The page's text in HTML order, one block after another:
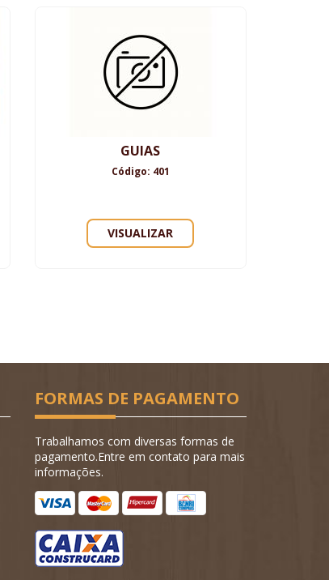
GUIAS
Código: 401
VISUALIZAR
FORMAS DE PAGAMENTO
Trabalhamos com diversas formas de
pagamento.Entre em contato para mais
informações.